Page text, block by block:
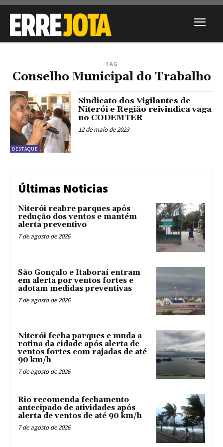
TAG
Conselho Municipal do Trabalho
DESTAQUE
Sindicato dos Vigilantes de
Niterói e Região reivindica vaga
no CODEMTER
12 de maio de 2023
Últimas Noticias
Niterói reabre parques após
redução dos ventos e mantém
alerta preventivo
7 de agosto de 2026
São Gonçalo e Itaboraí entram
em alerta por ventos fortes e
adotam medidas preventivas
7 de agosto de 2026
Niterói fecha parques e muda a
rotina da cidade após alerta de
ventos fortes com rajadas de até
90 km/h
7 de agosto de 2026
Rio recomenda fechamento
antecipado de atividades após
alerta de ventos de até 90 km/h
7 de agosto de 2026